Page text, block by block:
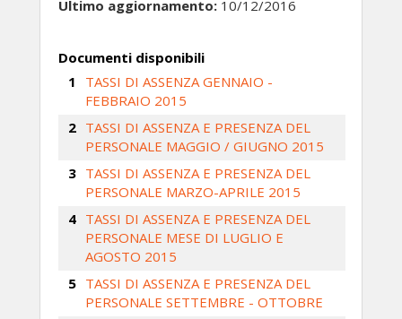
Ultimo aggiornamento: 10/12/2016
Documenti disponibili
TASSI DI ASSENZA GENNAIO -
FEBBRAIO 2015
TASSI DI ASSENZA E PRESENZA DEL
PERSONALE MAGGIO / GIUGNO 2015
TASSI DI ASSENZA E PRESENZA DEL
PERSONALE MARZO-APRILE 2015
TASSI DI ASSENZA E PRESENZA DEL
PERSONALE MESE DI LUGLIO E
AGOSTO 2015
TASSI DI ASSENZA E PRESENZA DEL
PERSONALE SETTEMBRE - OTTOBRE